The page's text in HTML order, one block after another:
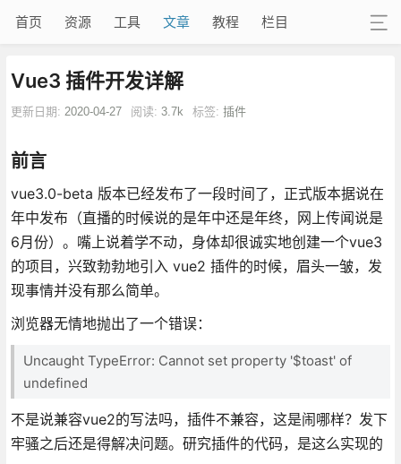
首页 资源 工具 文章 教程 栏目
Vue3 插件开发详解
更新日期: 2020-04-27 阅读: 3.7k 标签: 插件
前言
vue3.0-beta 版本已经发布了一段时间了，正式版本据说在
年中发布（直播的时候说的是年中还是年终，网上传闻说是
6月份）。嘴上说着学不动，身体却很诚实地创建一个vue3
的项目，兴致勃勃地引入 vue2 插件的时候，眉头一皱，发
现事情并没有那么简单。
浏览器无情地抛出了一个错误：
Uncaught TypeError: Cannot set property '$toast' of
undefined
不是说兼容vue2的写法吗，插件不兼容，这是闹哪样？发下
牢骚之后还是得解决问题。研究插件的代码，是这么实现的